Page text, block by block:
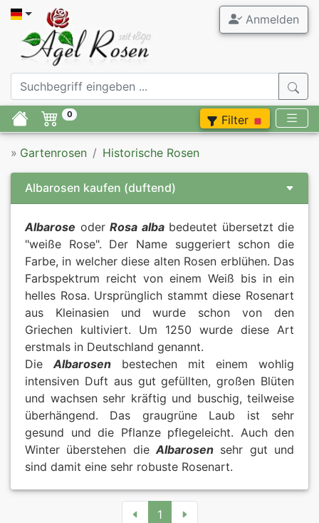
Anmelden
0 Filter
» Gartenrosen Historische Rosen
Albarosen kaufen (duftend)
Albarose oder Rosa albabedeutet übersetzt die
"weiße Rose". Der Name suggeriert schon die
Farbe, in welcher diese alten Rosen erblühen. Das
Farbspektrum reicht von einem Weiß bis in ein
helles Rosa. Ursprünglich stammt diese Rosenart
aus Kleinasien und wurde schon von den
Griechen kultiviert. Um 1250 wurde diese Art
erstmals in Deutschland genannt.
DieAlbarosen bestechen mit einem wohlig
intensiven Duft aus gut gefüllten, großen Blüten
und wachsen sehr kräftig und buschig, teilweise
überhängend. Das graugrüne Laub ist sehr
gesund und die Pflanze pflegeleicht. Auch den
Winter überstehen dieAlbarosen sehr gut und
sind damit eine sehr robuste Rosenart.
1